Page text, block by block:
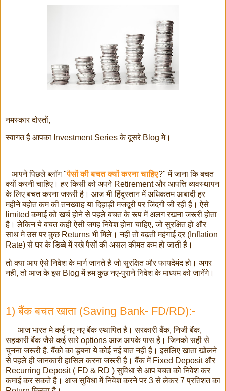
नमस्कार दोस्तों,
स्वागत है आपका Investment Series के दूसरे Blog मे।
आपने पिछले ब्लॉग "पैसों की बचत क्यों करना चाहिए?" में जाना कि बचत
क्यों करनी चाहिए। हर किसी को अपने Retirement और आपत्ति व्यवस्थापन
के लिए बचत करना जरूरी है। आज भी हिंदुस्तान में अधिकतम आबादी हर
महीने बहोत कम की तनख्वाह या दिहाड़ी मजदूरी पर जिंदगी जी रही है। ऐसे
limited कमाई को खर्च होने से पहले बचत के रूप में अलग रखना जरूरी होता
है। लेकिन ये बचत कही ऐसी जगह निवेश होना चाहिए, जो सुरक्षित हो और
साथ मे उस पर कुछ Returns भी मिले। नही तो बढ़ती महंगाई दर (Inflation
Rate) से घर के डिब्बे में रखे पैसों की असल कीमत कम हो जाती है।
तो क्या आप ऐसे निवेश के मार्ग जानते है जो सुरक्षित और फायदेमंद हो। अगर
नही, तो आज के इस Blog में हम कुछ नए-पुराने निवेश के माध्यम को जानेंगे।
1) बैंक बचत खाता (Saving Bank- FD/RD):-
आज भारत मे कई नए नए बैंक स्थापित है। सरकारी बैंक, निजी बैंक,
सहकारी बैंक जैसे कई सारे options आज आपके पास है। जिनको सही से
चुनना जरूरी है, बैंको का डूबना ये कोई नई बात नही है। इसलिए खाता खोलने
से पहले ही जानकारी हासिल करना जरूरी है। बैंक में Fixed Deposit और
Recurring Deposit ( FD & RD ) सुविधा से आप बचत को निवेश कर
कमाई कर सकते है। आज सुविधा में निवेश करने पर 3 से लेकर 7 प्रतिशत का